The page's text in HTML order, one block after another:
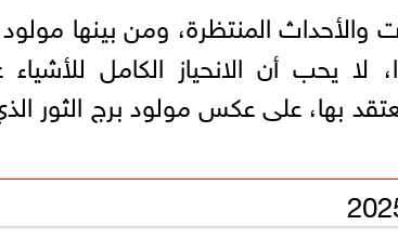
والأحداث المنتظرة، ومن بينها
لا يحب أن الانحياز الكامل
يعتقد بها، على عكس مولود برج الثور